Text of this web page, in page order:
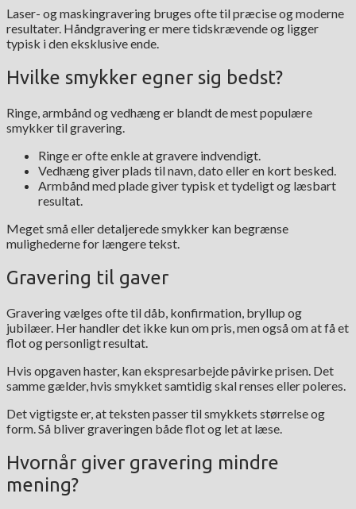
Laser- og maskingravering bruges ofte til præcise og moderne
resultater. Håndgravering er mere tidskrævende og ligger
typisk i den eksklusive ende.
Hvilke smykker egner sig bedst?
Ringe, armbånd og vedhæng er blandt de mest populære
smykker til gravering.
Ringe er ofte enkle at gravere indvendigt.
Vedhæng giver plads til navn, dato eller en kort besked.
Armbånd med plade giver typisk et tydeligt og læsbart
resultat.
Meget små eller detaljerede smykker kan begrænse
mulighederne for længere tekst.
Gravering til gaver
Gravering vælges ofte til dåb, konfirmation, bryllup og
jubilæer. Her handler det ikke kun om pris, men også om at få et
flot og personligt resultat.
Hvis opgaven haster, kan ekspresarbejde påvirke prisen. Det
samme gælder, hvis smykket samtidig skal renses eller poleres.
Det vigtigste er, at teksten passer til smykkets størrelse og
form. Så bliver graveringen både flot og let at læse.
Hvornår giver gravering mindre
mening?